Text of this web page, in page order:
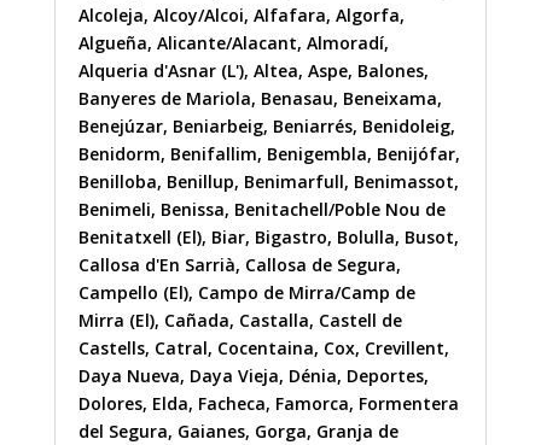
Alcoleja, Alcoy/Alcoi, Alfafara, Algorfa,
Algueña, Alicante/Alacant, Almoradí,
Alqueria d'Asnar (L'), Altea, Aspe, Balones,
Banyeres de Mariola, Benasau, Beneixama,
Benejúzar, Beniarbeig, Beniarrés, Benidoleig,
Benidorm, Benifallim, Benigembla, Benijófar,
Benilloba, Benillup, Benimarfull, Benimassot,
Benimeli, Benissa, Benitachell/Poble Nou de
Benitatxell (El), Biar, Bigastro, Bolulla, Busot,
Callosa d'En Sarrià, Callosa de Segura,
Campello (El), Campo de Mirra/Camp de
Mirra (El), Cañada, Castalla, Castell de
Castells, Catral, Cocentaina, Cox, Crevillent,
Daya Nueva, Daya Vieja, Dénia, Deportes,
Dolores, Elda, Facheca, Famorca, Formentera
del Segura, Gaianes, Gorga, Granja de